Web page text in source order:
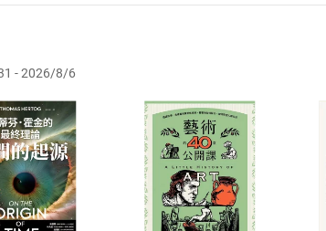
項後段暨通訊交易解除權合理例外情事適用準則第
代表知悉本店鋪所銷售之商品為電子書，屬非以
貨退款。
貨時，請登入樂天市場，並於「我的訂單」中點
核，待審核通過後將為您辦理退款事宜。
單位進行取消/退貨，恕無法以單支商品取消/退貨
放入購物車
Shopping cart
登入帳號
Login
- 2026/8/6